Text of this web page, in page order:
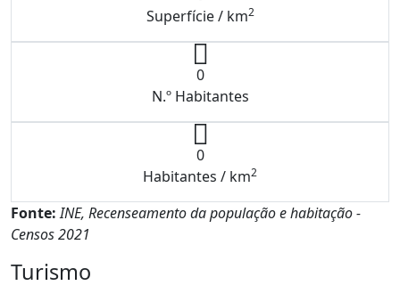
Superfície / km2
0
N.º Habitantes
0
Habitantes / km2
Fonte:INE, Recenseamento da população e habitação -
Censos 2021
Turismo